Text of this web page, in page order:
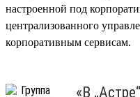
настроенной под
централизованного
корпоративным сервисам.
«В